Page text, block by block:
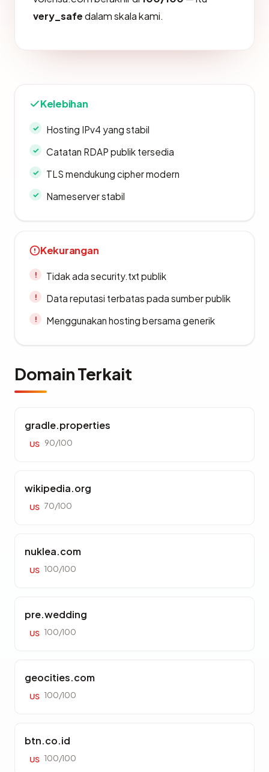
very_safedalam skala kami.
Kelebihan
Hosting IPv4 yang stabil
Catatan RDAP publik tersedia
TLS mendukung cipher modern
Nameserver stabil
Kekurangan
Tidak ada security.txt publik
Data reputasi terbatas pada sumber publik
Menggunakan hosting bersama generik
Domain Terkait
gradle.properties
US 90/100
wikipedia.org
US 70/100
nuklea.com
US 100/100
pre.wedding
US 100/100
geocities.com
US 100/100
btn.co.id
US 100/100